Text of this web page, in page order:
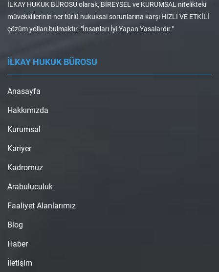
İLKAY HUKUK BÜROSU olarak, BİREYSEL ve KURUMSAL nitelikteki
müvekkillerinin her türlü hukuksal sorunlarına karşı HIZLI VE ETKİLİ
çözüm yolları bulmaktır. "İnsanları İyi Yapan Yasalardır."
İLKAY HUKUK BÜROSU
Anasayfa
Hakkımızda
Kurumsal
Kariyer
Kadromuz
Arabuluculuk
Faaliyet Alanlarımız
Blog
Haber
İletişim